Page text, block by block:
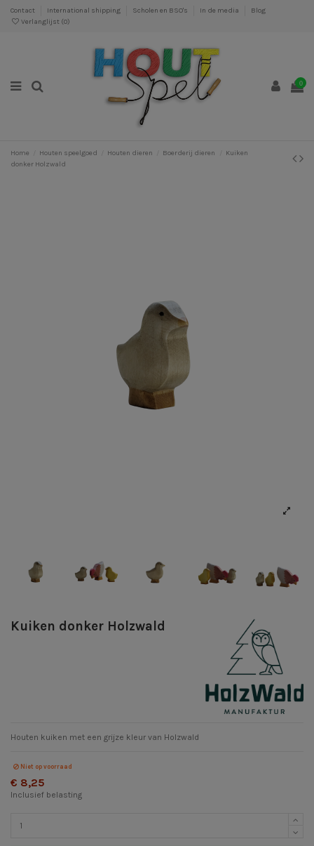
Contact International shipping Scholen en BSO's In de media
Blog
Verlanglijst (0)
0
Home Houten speelgoed Houten dieren Boerderij dieren
Kuiken
donker Holzwald
Kuiken donker Holzwald
Houten kuiken met een grijze kleur van Holzwald
Niet op voorraad
€ 8,25
Inclusief belasting